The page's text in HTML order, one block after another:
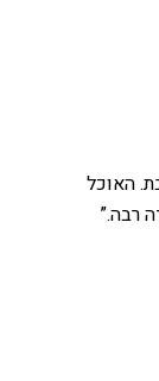
האוכל
רבה.”